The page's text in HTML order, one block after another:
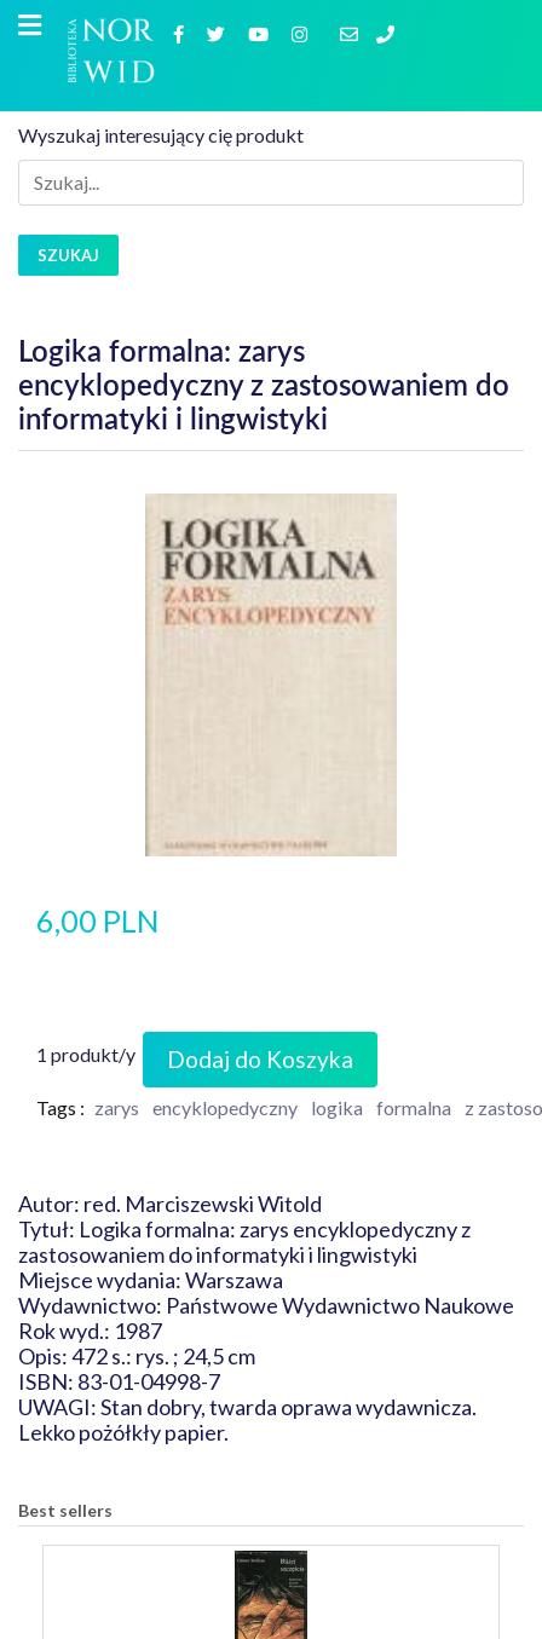
Wyszukaj interesujący cię produkt
SZUKAJ
Logika formalna: zarys
encyklopedyczny z zastosowaniem do
informatyki i lingwistyki
6,00 PLN
1 produkt/y Dodaj do Koszyka
Tags : zarys encyklopedyczny logika formalna z
Autor: red. Marciszewski Witold
Tytuł: Logika formalna: zarys encyklopedyczny z
zastosowaniem do informatyki i lingwistyki
Miejsce wydania: Warszawa
Wydawnictwo: Państwowe Wydawnictwo Naukowe
Rok wyd.: 1987
Opis: 472 s.: rys. ; 24,5 cm
ISBN: 83-01-04998-7
UWAGI: Stan dobry, twarda oprawa wydawnicza.
Lekko pożółkły papier.
Best sellers